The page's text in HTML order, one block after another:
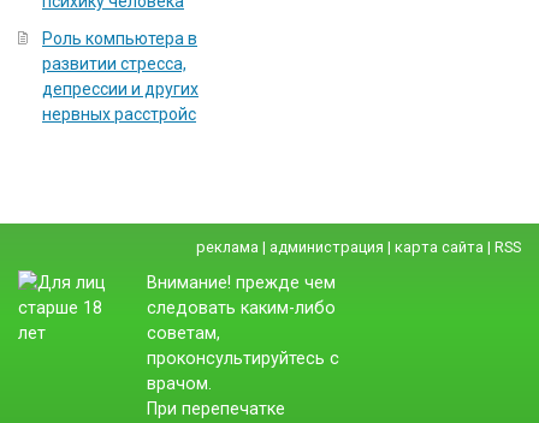
Роль компьютера в
развитии стресса,
депрессии и других
нервных расстройс
реклама | администрация | карта сайта | RSS
Внимание! прежде чем
следовать каким-либо
советам,
проконсультируйтесь с
врачом.
При перепечатке